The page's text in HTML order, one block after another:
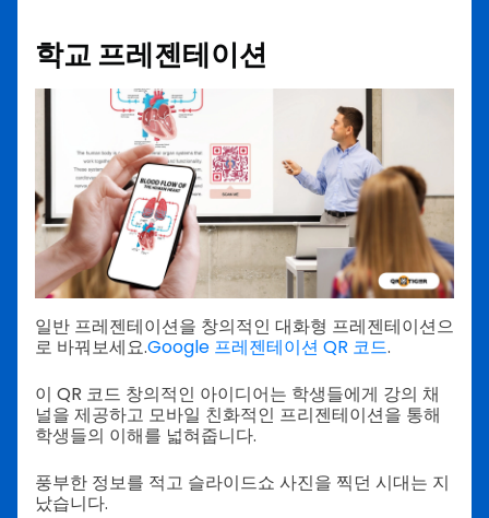
학교 프레젠테이션
일반 프레젠테이션을 창의적인 대화형 프레젠테이션으
로 바꿔보세요.Google 프레젠테이션 QR 코드.
이 QR 코드 창의적인 아이디어는 학생들에게 강의 채
널을 제공하고 모바일 친화적인 프리젠테이션을 통해
학생들의 이해를 넓혀줍니다.
풍부한 정보를 적고 슬라이드쇼 사진을 찍던 시대는 지
났습니다.